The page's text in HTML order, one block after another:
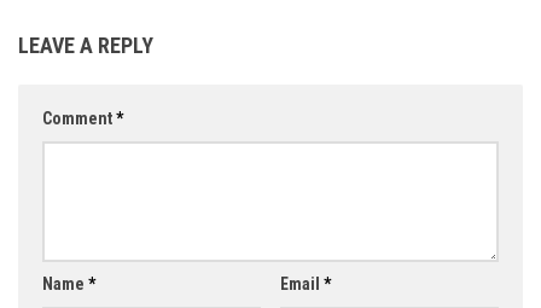
LEAVE A REPLY
Comment*
Name * Email *